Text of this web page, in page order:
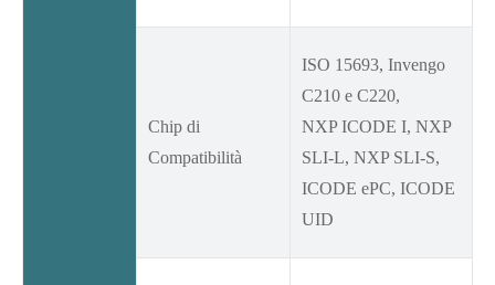
Chip di
Compatibilità
ISO 15693, Invengo
C210 e C220,
NXP ICODE I, NXP
SLI-L, NXP SLI-S,
ICODE ePC, ICODE
UID